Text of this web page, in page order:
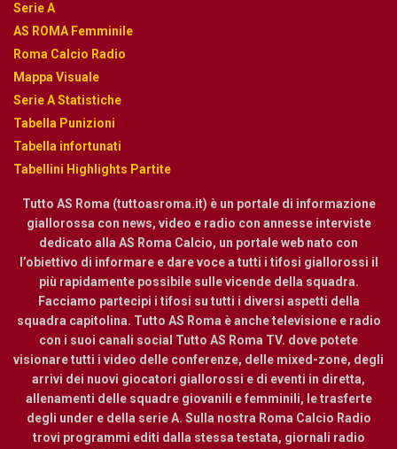
Serie A
AS ROMA Femminile
Roma Calcio Radio
Mappa Visuale
Serie A Statistiche
Tabella Punizioni
Tabella infortunati
Tabellini Highlights Partite
Tutto AS Roma (tuttoasroma.it) è un portale di informazione
giallorossa con news, video e radio con annesse interviste
dedicato alla AS Roma Calcio, un portale web nato con
l’obiettivo di informare e dare voce a tutti i tifosi giallorossi il
più rapidamente possibile sulle vicende della squadra.
Facciamo partecipi i tifosi su tutti i diversi aspetti della
squadra capitolina. Tutto AS Roma è anche televisione e radio
con i suoi canali social Tutto AS Roma TV. dove potete
visionare tutti i video delle conferenze, delle mixed-zone, degli
arrivi dei nuovi giocatori giallorossi e di eventi in diretta,
allenamenti delle squadre giovanili e femminili, le trasferte
degli under e della serie A. Sulla nostra Roma Calcio Radio
trovi programmi editi dalla stessa testata, giornali radio